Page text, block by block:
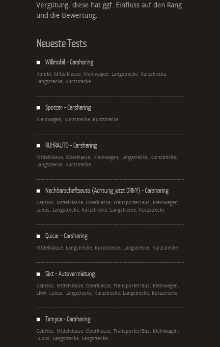
Vergütung, diese hat ggf. Einfluss auf den Rang
und die Bewertung.
Neueste Tests
Willmobil - Carsharing
Kombi, Mittelklasse, Kleinwagen, Langstrecke, Kurzstrecke,
Langstrecke, Kurzstrecke
Spotcar - Carsharing
Kleinwagen, Kurzstrecke, Kurzstrecke
RUHRAUTO - Carsharing
Mittelklasse, Oberklasse, Kleinwagen, Langstrecke, Kurzstrecke,
Langstrecke, Kurzstrecke
Nachbarschaftsauto (Achtung jetzt DRIVY) - Carsharing
Cabrios, Mittelklasse, Oberklasse, Transporter/Bus, Kleinwagen,
Luxus, Langstrecke, Kurzstrecke, Langstrecke, Kurzstrecke
Quicar - Carsharing
Mittelklasse, Langstrecke, Kurzstrecke, Langstrecke, Kurzstrecke
Sixt - Autovermietung
Cabrios, Mittelklasse, Oberklasse, Transporter/Bus, Kleinwagen,
LKW, Luxus, Langstrecke, Kurzstrecke, Langstrecke, Kurzstrecke
Tamyca - Carsharing
Cabrios, Mittelklasse, Oberklasse, Transporter/Bus, Kleinwagen,
Luxus, Langstrecke, Langstrecke